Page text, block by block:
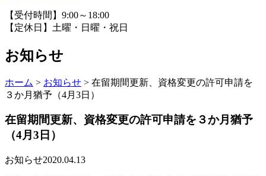
【受付時間】9:00～18:00
【定休日】土曜・日曜・祝日
お知らせ
ホーム > お知らせ > 在留期間更新、資格変更の許可申請を
３か月猶予（4月3日）
在留期間更新、資格変更の許可申請を３か月猶予
（4月3日）
お知らせ2020.04.13